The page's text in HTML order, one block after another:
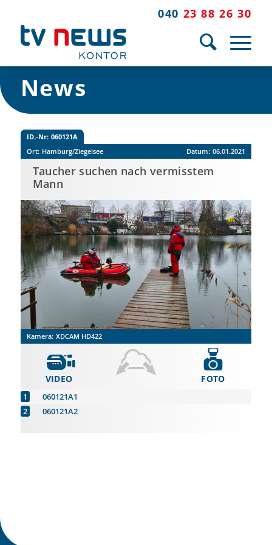
040 23 88 26 30
News
ID.-Nr: 060121A
Ort: Hamburg/Ziegelsee Datum: 06.01.2021
Taucher suchen nach vermisstem
Mann
Kamera: XDCAM HD422
VIDEO
060121A1
060121A2
FOTO